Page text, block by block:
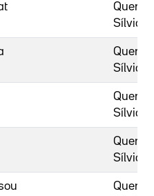
Quer,
Sílvia
Quer,
Sílvia
Quer,
Sílvia
Quer,
Sílvia
Quer,